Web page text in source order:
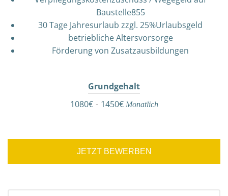
Baustelle855
30 Tage Jahresurlaub zzgl. 25%Urlaubsgeld
betriebliche Altersvorsorge
Förderung von Zusatzausbildungen
Grundgehalt
1080€ - 1450€Monatlich
JETZT BEWERBEN